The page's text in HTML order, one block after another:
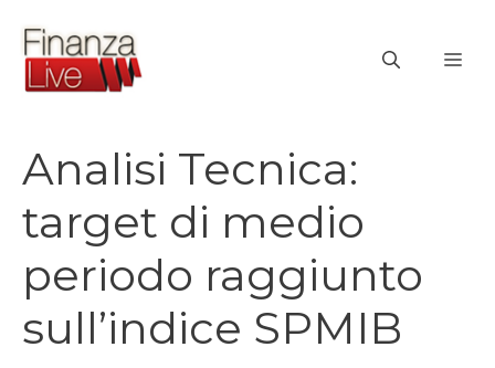
contenuto
Analisi Tecnica:
target di medio
periodo raggiunto
sull’indice SPMIB